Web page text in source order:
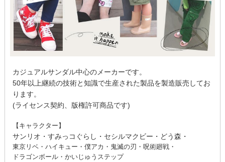
カジュアルサンダル中心のメーカーです。
50年以上継続の技術と知識で生産された製品を製造販売してお
ります。
(ライセンス契約、 版権許可商品です)
【キャラクター】
サンリオ・すみっコぐらし・セシルマクビー・どう森・
東京リベ・ハイキュー・僕アカ・ 鬼滅の刃・呪術廻戦・
ドラゴンボール・かいじゅうステップ